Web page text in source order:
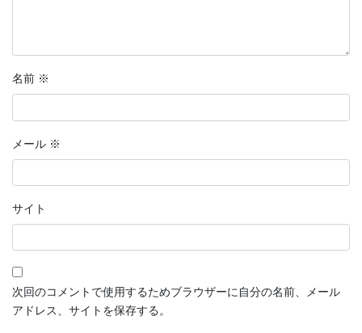
名前 ※
メール ※
サイト
次回のコメントで使用するためブラウザーに自分の名前、メール
アドレス、サイトを保存する。